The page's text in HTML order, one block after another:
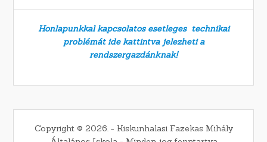
Honlapunkkal kapcsolatos esetleges technikai
problémát ide kattintva jelezheti a
rendszergazdánknak!
Copyright © 2026. − Kiskunhalasi Fazekas Mihály